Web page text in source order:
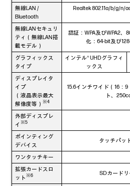
無線LAN /
Bluetooth
Realtek 802.11a/b/g/n/
無線LANセキュリ
ティ（無線LAN搭
載モデル）
認証：WPA及びWPA2、
化：64-bit及び
グラフィックス
タイプ
インテル® UHDグラフィ
ックス
ディスプレイタ
イプ
（液晶表示最大
解像度等） ※4
15.6インチワイド（16：
ト、
外部ディスプレ
イ ※5
ポインティング
デバイス
タッチパッ
ワンタッチキー
拡張カードスロ
ット ※6 SDカードリ